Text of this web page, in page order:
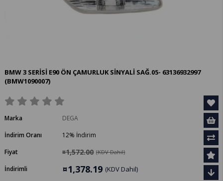
BMW 3 SERİSİ E90 ÖN ÇAMURLUK SİNYALİ SAĞ.05- 63136932997
(BMW1090007)
Marka
DEGA
İndirim Oranı
%
12
İndirim
Fiyat
¤1,572.00 (KDV Dahil)
İndirimli ¤1,378.19 (KDV Dahil)